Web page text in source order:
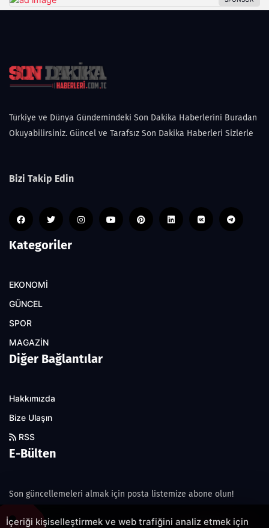
Türkiye ve Dünya Gündemindeki Son Dakika Haberlerini Buradan
Okuyabilirsiniz. Güncel ve Tarafsız Son Dakika Haberleri Sizlerle
Bizi Takip Edin
Kategoriler
EKONOMİ
GÜNCEL
SPOR
MAGAZİN
Diğer Bağlantılar
Hakkımızda
Bize Ulaşın
RSS
E-Bülten
Son güncellemeleri almak için posta listemize abone olun!
İçeriği kişiselleştirmek ve web trafiğini analiz etmek için